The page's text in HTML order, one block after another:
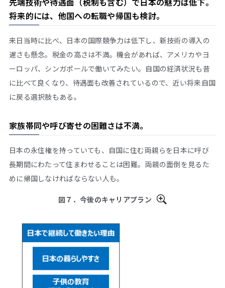
将来的には、他国への転職や帰国も検討。
来日当時に比べ、日本の国際競争力は低下し、新技術の導入の
遅さも懸念。税金の高さは不満。機会があれば、アメリカやヨ
ーロッパ、シンガポールで働いてみたい。自国の経済状況も昔
に比べて良くなり、待遇面も改善されているので、近い将来自国
に戻る選択肢もある。
家族帯同や呼び寄せの困難さは不満。
日本の永住権を持っていても、自国に住む両親らを日本に呼び
長期間にわたって住まわせることは困難。両親の面倒を見るた
めに帰国しなければならない人も。
図７．今後のキャリアプラン